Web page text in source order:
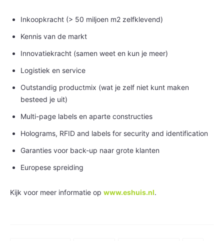
Inkoopkracht (> 50 miljoen m2 zelfklevend)
Kennis van de markt
Innovatiekracht (samen weet en kun je meer)
Logistiek en service
Outstandig productmix (wat je zelf niet kunt maken
besteed je uit)
Multi-page labels en aparte constructies
Holograms, RFID and labels for security and identification
Garanties voor back-up naar grote klanten
Europese spreiding
Kijk voor meer informatie op www.eshuis.nl.